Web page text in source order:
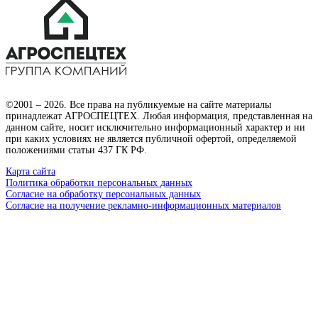
©2001 – 2026. Все права на публикуемые на сайте материалы
принадлежат АГРОСПЕЦТЕХ. Любая информация, представленная на
данном сайте, носит исключительно информационный характер и ни
при каких условиях не является публичной офертой, определяемой
положениями статьи 437 ГК РФ.
Карта сайта
Политика обработки персональных данных
Согласие на обработку персональных данных
Согласие на получение рекламно-информационных материалов